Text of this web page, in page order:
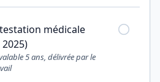
médicale
5 ans, délivrée par le